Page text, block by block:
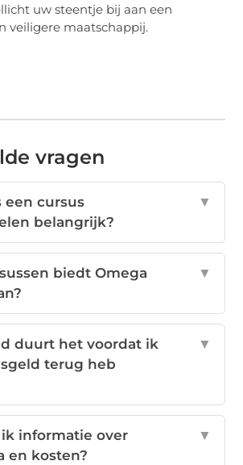
uw steentje bij aan een
veiligere maatschappij.
vragen
een cursus
belangrijk?
▼
biedt Omega
▼
duurt het voordat ik
terug heb
▼
informatie over
en kosten?
▼